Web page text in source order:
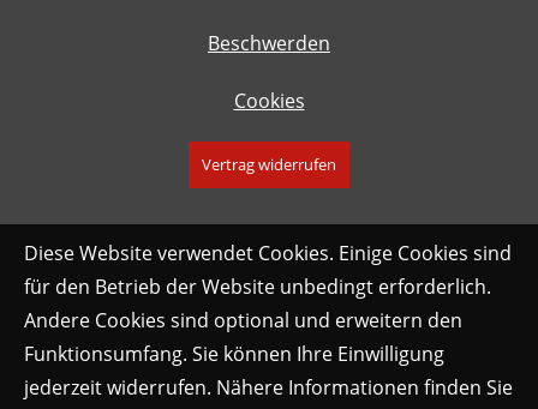
Beschwerden
Cookies
Vertrag widerrufen
Diese Website verwendet Cookies. Einige Cookies sind
für den Betrieb der Website unbedingt erforderlich.
Andere Cookies sind optional und erweitern den
Funktionsumfang. Sie können Ihre Einwilligung
jederzeit widerrufen. Nähere Informationen finden Sie